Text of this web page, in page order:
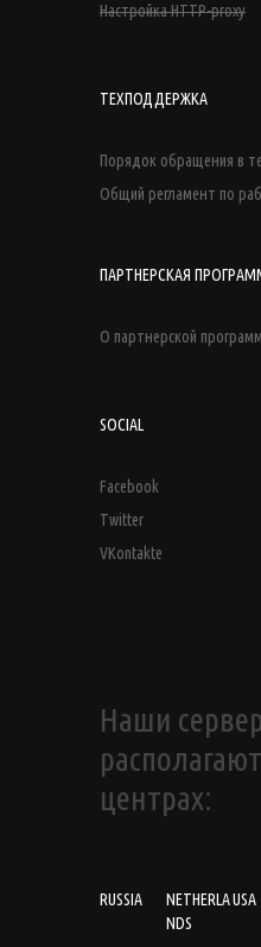
Настройка HTTP-proxy
ТЕХПОДДЕРЖКА
Порядок обращения в
Общий регламент по
ПАРТНЕРСКАЯ
О партнерской
SOCIAL
Facebook
Twitter
VKontakte
Наши
центрах:
RUSSIA
NETHERLA
NDS
USA